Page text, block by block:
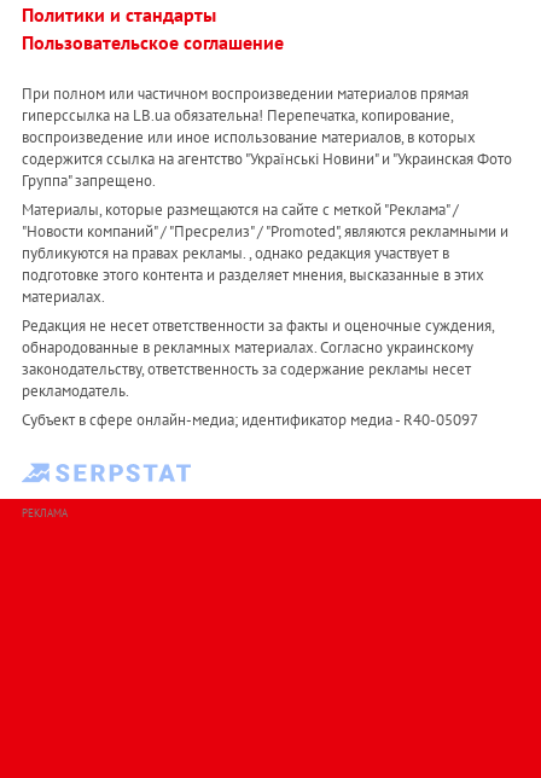
Политики и стандарты
Пользовательское соглашение
При полном или частичном воспроизведении материалов прямая
гиперссылка на LB.ua обязательна! Перепечатка, копирование,
воспроизведение или иное использование материалов, в которых
содержится ссылка на агентство "Українськi Новини" и "Украинская Фото
Группа" запрещено.
Материалы, которые размещаются на сайте с меткой "Реклама" /
"Новости компаний" / "Пресрелиз" / "Promoted", являются рекламными и
публикуются на правах рекламы. , однако редакция участвует в
подготовке этого контента и разделяет мнения, высказанные в этих
материалах.
Редакция не несет ответственности за факты и оценочные суждения,
обнародованные в рекламных материалах. Согласно украинскому
законодательству, ответственность за содержание рекламы несет
рекламодатель.
Субъект в сфере онлайн-медиа; идентификатор медиа - R40-05097
РЕКЛАМА